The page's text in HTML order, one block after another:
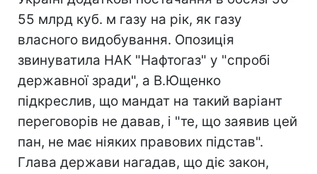
55 млрд куб. м газу на рік, як газу
власного видобування. Опозиція
звинуватила НАК "Нафтогаз" у "спробі
державної зради", а В.Ющенко
підкреслив, що мандат на такий варіант
переговорів не давав, і "те, що заявив цей
пан, не має ніяких правових підстав".
Глава держави нагадав, що діє закон,